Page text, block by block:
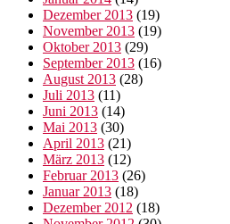
Dezember 2013 (19)
November 2013 (19)
Oktober 2013 (29)
September 2013 (16)
August 2013 (28)
Juli 2013 (11)
Juni 2013 (14)
Mai 2013 (30)
April 2013 (21)
März 2013 (12)
Februar 2013 (26)
Januar 2013 (18)
Dezember 2012 (18)